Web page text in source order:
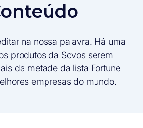
na nossa palavra. Há uma
produtos da Sovos serem
da metade da lista Fortune
empresas do mundo.